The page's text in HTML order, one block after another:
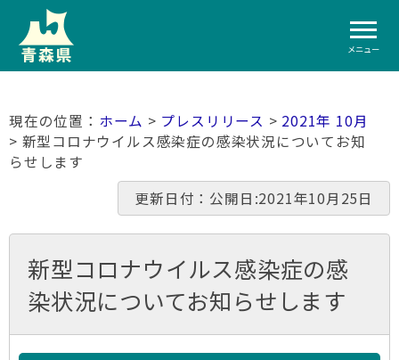
メニュー
ホーム > プレスリリース > 2021年 10月
> 新型コロナウイルス感染症の感染状況についてお知
らせします
更新日付：公開日:2021年10月25日
新型コロナウイルス感染症の感
染状況についてお知らせします